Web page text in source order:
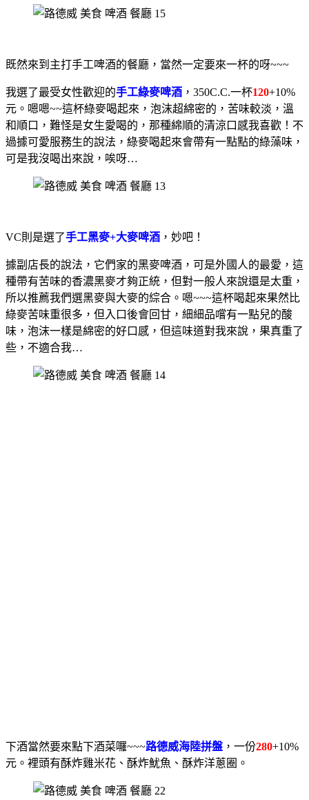
既然來到主打手工啤酒的餐廳，當然一定要來一杯的呀~~~
我選了最受女性歡迎的手工綠麥啤酒 ，350C.C.一杯120+10%
元。嗯嗯~~這杯綠麥喝起來，泡沫超綿密的，苦味較淡，溫
和順口，難怪是女生愛喝的，那種綿順的清涼口感我喜歡！不
過據可愛服務生的說法，綠麥喝起來會帶有一點點的綠藻味，
可是我沒喝出來說，唉呀…
VC則是選了手工黑麥+大麥啤酒 ，妙吧！
據副店長的說法，它們家的黑麥啤酒，可是外國人的最愛，這
種帶有苦味的香濃黑麥才夠正統，但對一般人來說還是太重，
所以推薦我們選黑麥與大麥的綜合。嗯~~~這杯喝起來果然比
綠麥苦味重很多，但入口後會回甘，細細品嚐有一點兒的酸
味，泡沫一樣是綿密的好口感，但這味道對我來說，果真重了
些，不適合我…
下酒當然要來點下酒菜囉~~~路德威海陸拼盤 ，一份280+10%
元。裡頭有酥炸雞米花、酥炸魷魚、酥炸洋蔥圈。